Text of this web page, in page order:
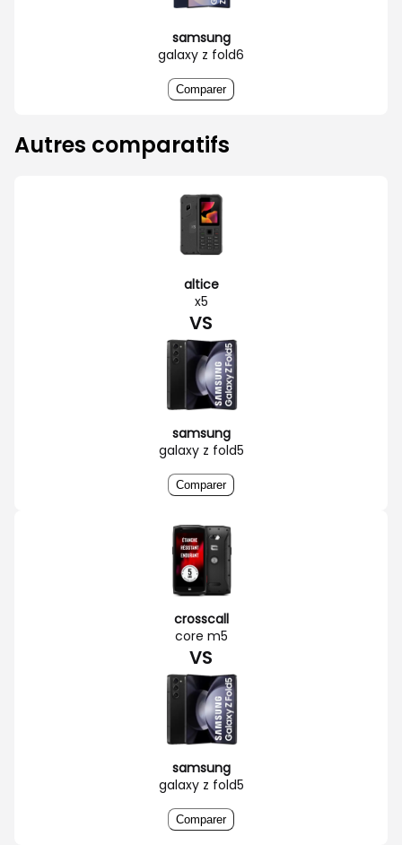
samsung
galaxy z fold6
Comparer
Autres comparatifs
altice
x5
VS
samsung
galaxy z fold5
Comparer
crosscall
core m5
VS
samsung
galaxy z fold5
Comparer